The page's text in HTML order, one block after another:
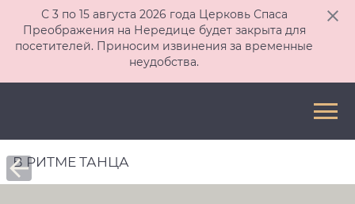
С 3 по 15 августа 2026 года Церковь Спаса
Преображения на Нередице будет закрыта для
посетителей. Приносим извинения за временные
неудобства.
В РИТМЕ ТАНЦА